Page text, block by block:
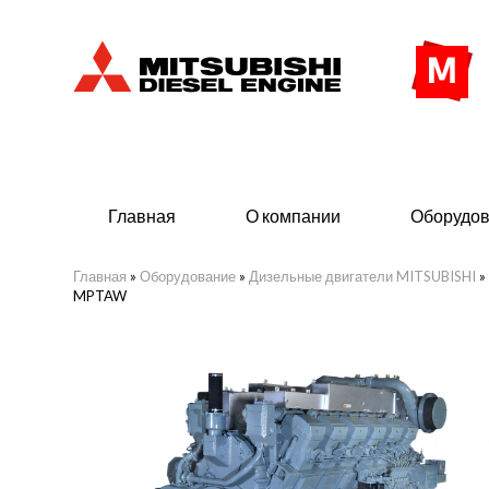
Главная О компании
- Индустриального исполнения
- Судовые дизельные двигатели
Mitsubishi морского исполнения
-
Главная » Оборудование » Дизельные двигатели MITSUBISHI »
MPTAW